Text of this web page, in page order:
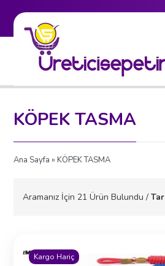
KÖPEK TASMA
Ana Sayfa » KÖPEK TASMA
Aramanız İçin 21 Ürün Bulundu /
Kargo Hariç